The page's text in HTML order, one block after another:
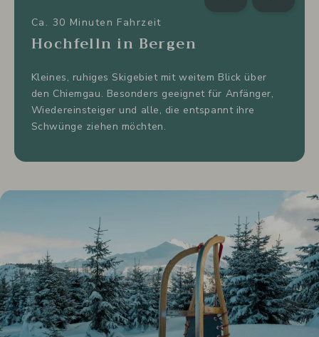
Ca. 30 Minuten Fahrzeit
Hochfelln in Bergen
Kleines, ruhiges Skigebiet mit weitem Blick über
den Chiemgau. Besonders geeignet für Anfänger,
Wiedereinsteiger und alle, die entspannt ihre
Schwünge ziehen möchten.